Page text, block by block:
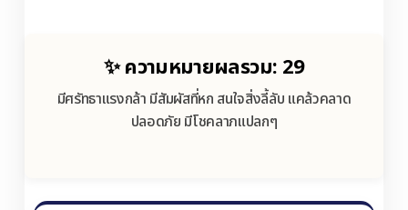
✨ ความหมายผลรวม: 29
มีศรัทธาแรงกล้า มีสัมผัสที่หก สนใจสิ่งลี้ลับ แคล้วคลาด
ปลอดภัย มีโชคลาภแปลกๆ